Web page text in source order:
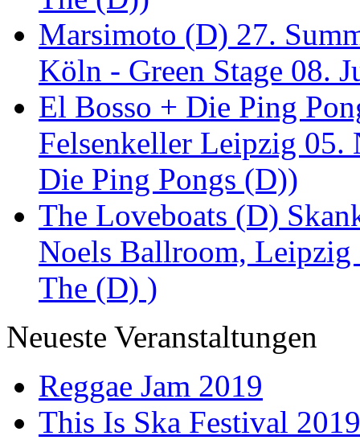
Marsimoto (D) 27.
Köln - Green Stage 08.
El Bosso + Die Ping
Felsenkeller Leipzig
Die Ping Pongs (D))
The Loveboats (D)
Noels Ballroom, Leipzig
The (D) )
Neueste Veranstaltungen
Reggae Jam 2019
This Is Ska Festival 2019